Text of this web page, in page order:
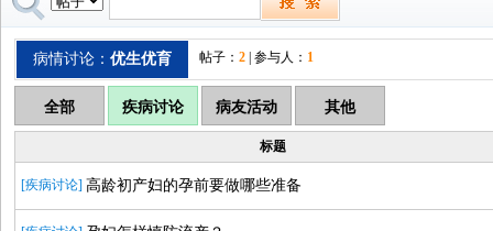
病情讨论： 优生优育 帖子： 2 | 参与人： 1
全部 疾病讨论 病友活动 其他
标题
[疾病讨论] 高龄初产妇的孕前要做哪些准备